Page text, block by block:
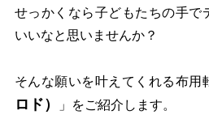
せっかくなら子どもたちの手で
いいなと思いませんか？
そんな願いを叶えてくれる布用
ロド）
」をご紹介します。